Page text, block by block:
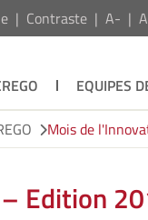
Contraste A- A
EQUIPES
Mois de
Edition